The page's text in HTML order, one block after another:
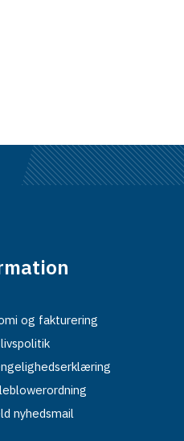
og fakturering
nyhedsmail